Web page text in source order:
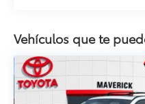
Vehículos que te